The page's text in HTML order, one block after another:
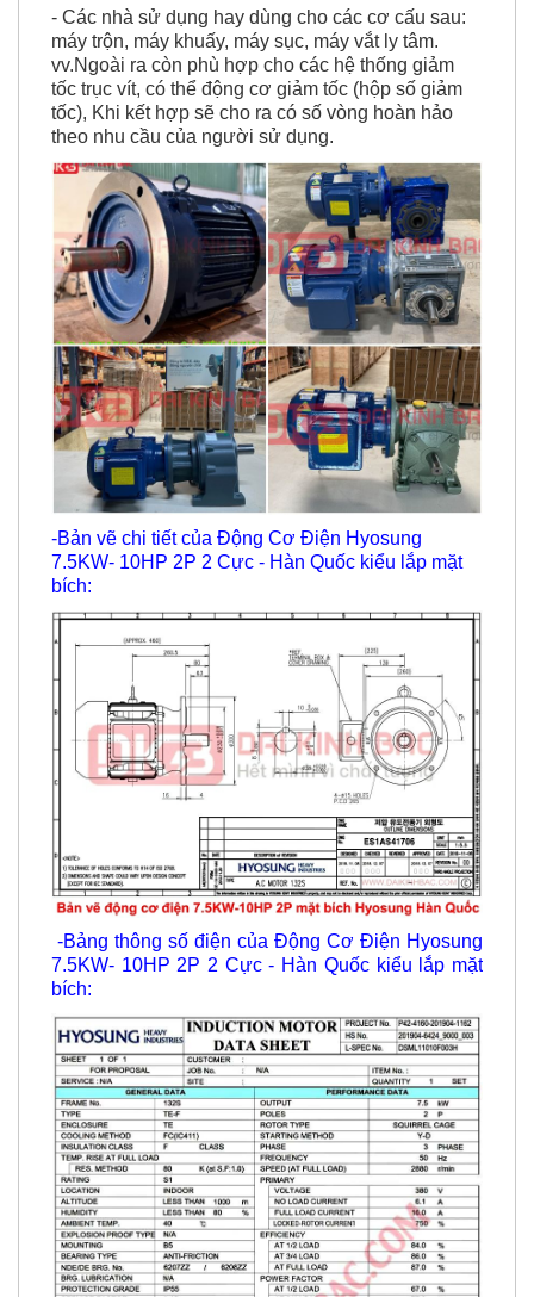
dưới, hoặc quay sao cho phù hợp với thiết kế.
- Các nhà sử dụng hay dùng cho các cơ cấu sau:
máy trộn, máy khuấy, máy sục, máy vắt ly tâm.
vv.Ngoài ra còn phù hợp cho các hệ thống giảm
tốc trục vít, có thể động cơ giảm tốc (hộp số giảm
tốc), Khi kết hợp sẽ cho ra có số vòng hoàn hảo
theo nhu cầu của người sử dụng.
-Bản vẽ chi tiết của Động Cơ Điện Hyosung
7.5KW- 10HP 2P 2 Cực - Hàn Quốc kiểu lắp mặt
bích:
-Bảng thông số điện của Động Cơ Điện Hyosung
7.5KW- 10HP 2P 2 Cực - Hàn Quốc kiểu lắp mặt
bích: